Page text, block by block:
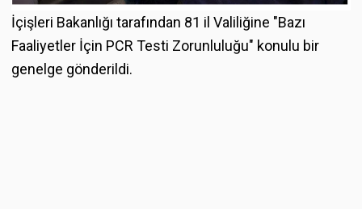
İçişleri Bakanlığı tarafından 81 il Valiliğine "Bazı
Faaliyetler İçin PCR Testi Zorunluluğu" konulu bir
genelge gönderildi.